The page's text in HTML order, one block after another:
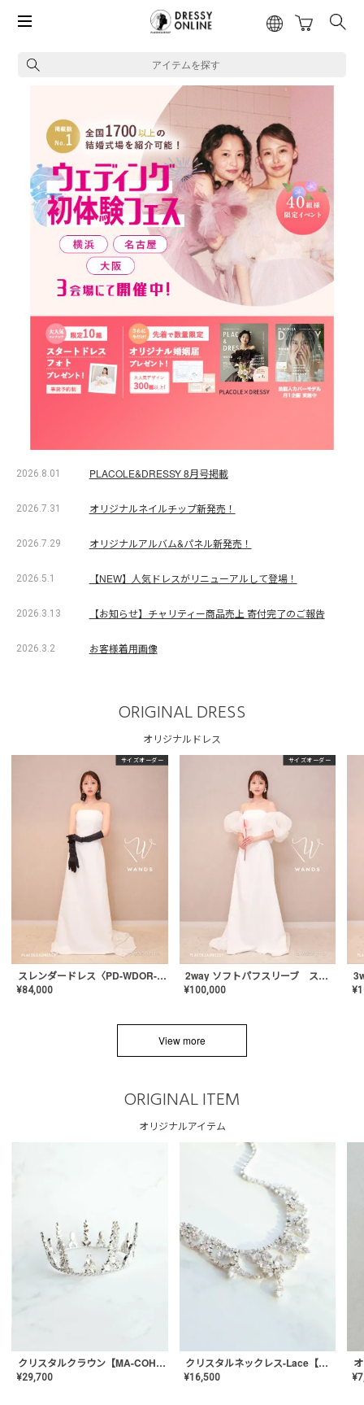
アイテムを探す
2026.8.01 PLACOLE&DRESSY 8月号掲載
2026.7.31 オリジナルネイルチップ新発売！
2026.7.29 オリジナルアルバム&パネル新発売！
2026.5.1 【NEW】人気ドレスがリニューアルして登場！
2026.3.13 【お知らせ】チャリティー商品売上 寄付完了のご報告
2026.3.2 お客様着用画像
ORIGINAL DRESS
オリジナルドレス
サイズオーダー
スレンダードレス〈PD-WDOR-2110〉
¥84,000
サイズオーダー
2way ソフトパフスリーブ スレンダードレス〈PD-WDOR-2112〉
¥100,000 ¥
View more
ORIGINAL ITEM
オリジナルアイテム
クリスタルクラウン【MA-COHD-01】韓国風クラウン/ウェディングクラウン/ティアラ
¥29,700
クリスタルネックレス-Lace【MA-CONL-02】
¥16,500 ¥